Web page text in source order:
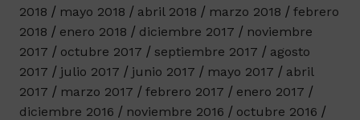
2018
mayo 2018 abril 2018 marzo 2018
febrero
2018
enero 2018 diciembre 2017
noviembre
2017
octubre 2017 septiembre 2017
agosto
2017
julio 2017 junio 2017 mayo 2017
abril
2017
marzo 2017 febrero 2017
enero 2017
diciembre 2016
noviembre 2016
octubre 2016